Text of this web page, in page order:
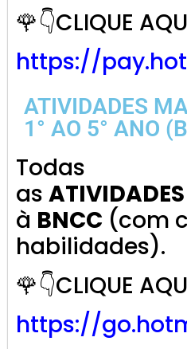
🌹👇CLIQUE
https://
ATIVIDADES
1° AO 5° ANO
Todas
as ATIVIDADES
à BNCC (com
habilidades).
🌹👇CLIQUE
https://